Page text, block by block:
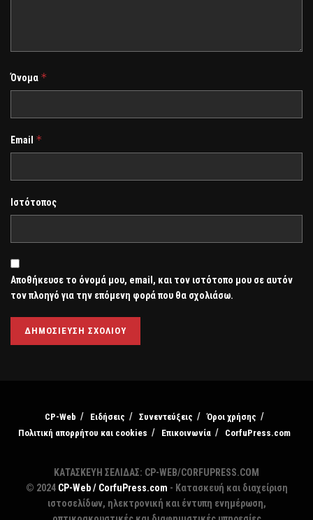
Όνομα *
Email *
Ιστότοπος
Αποθήκευσε το όνομά μου, email, και τον ιστότοπο μου σε αυτόν
τον πλοηγό για την επόμενη φορά που θα σχολιάσω.
CP-Web Ειδήσεις Συνεντεύξεις
Όροι χρήσης
Πολιτική απορρήτου και cookies
Επικοινωνία CorfuPress.com
ΚΑΤΑΣΚΕΥΗ ΣΕΛΙΔΑΣ: CP-WEB/CORFUPRESS.COM
© 2024 CP-Web / CorfuPress.com - Κατασκευή και διαχείριση
ιστοσελίδων, ηλεκτρονική και έντυπη ενημέρωση,